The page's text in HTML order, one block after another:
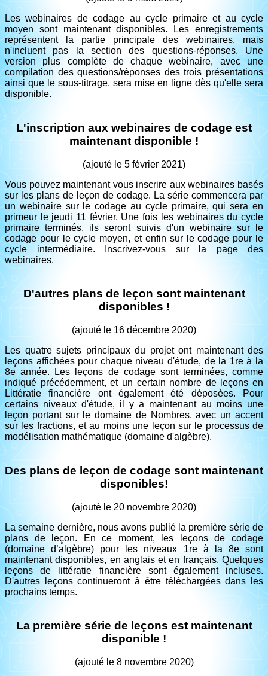
Les webinaires de codage au cycle primaire et au cycle
moyen sont maintenant disponibles. Les enregistrements
représentent la partie principale des webinaires, mais
n'incluent pas la section des questions-réponses. Une
version plus complète de chaque webinaire, avec une
compilation des questions/réponses des trois présentations
ainsi que le sous-titrage, sera mise en ligne dès qu'elle sera
disponible.
L'inscription aux webinaires de codage est
maintenant disponible !
(ajouté le 5 février 2021)
Vous pouvez maintenant vous inscrire aux webinaires basés
sur les plans de leçon de codage. La série commencera par
un webinaire sur le codage au cycle primaire, qui sera en
primeur le jeudi 11 février. Une fois les webinaires du cycle
primaire terminés, ils seront suivis d'un webinaire sur le
codage pour le cycle moyen, et enfin sur le codage pour le
cycle intermédiaire. Inscrivez-vous sur la page des
webinaires.
D'autres plans de leçon sont maintenant
disponibles !
(ajouté le 16 décembre 2020)
Les quatre sujets principaux du projet ont maintenant des
leçons affichées pour chaque niveau d'étude, de la 1re à la
8e année. Les leçons de codage sont terminées, comme
indiqué précédemment, et un certain nombre de leçons en
Littératie financière ont également été déposées. Pour
certains niveaux d'étude, il y a maintenant au moins une
leçon portant sur le domaine de Nombres, avec un accent
sur les fractions, et au moins une leçon sur le processus de
modélisation mathématique (domaine d'algèbre).
Des plans de leçon de codage sont maintenant
disponibles!
(ajouté le 20 novembre 2020)
La semaine dernière, nous avons publié la première série de
plans de leçon. En ce moment, les leçons de codage
(domaine d’algèbre) pour les niveaux 1re à la 8e sont
maintenant disponibles, en anglais et en français. Quelques
leçons de littératie financière sont également incluses.
D'autres leçons continueront à être téléchargées dans les
prochains temps.
La première série de leçons est maintenant
disponible !
(ajouté le 8 novembre 2020)